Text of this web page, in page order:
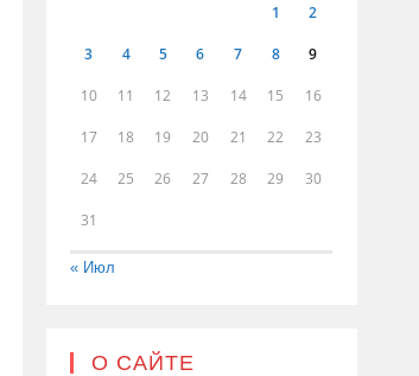
1 2
3 4 5 6 7 8 9
10 11 12 13 14 15 16
17 18 19 20 21 22 23
24 25 26 27 28 29 30
31
« Июл
О САЙТЕ